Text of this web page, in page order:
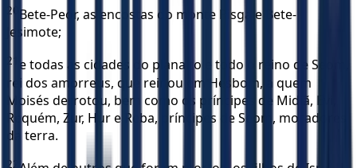
20 Bete-Peor, as encostas do monte Pisga e Bete-
Jesimote;
21
e todas as cidades do planalto e todo o reino de Seom,
rei dos amorreus, que reinou em Hesbom, a quem
Moisés derrotou, bem como os príncipes de Midiã, Evi,
Requém, Zur, Hur e Reba, príncipes de Seom, moradores
da terra.
22